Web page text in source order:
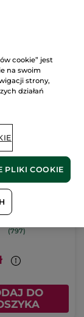
DO
i do
alga &
(797)
DO
cookie” jest
na swoim
strony,
działań
PLIKI COOKIE